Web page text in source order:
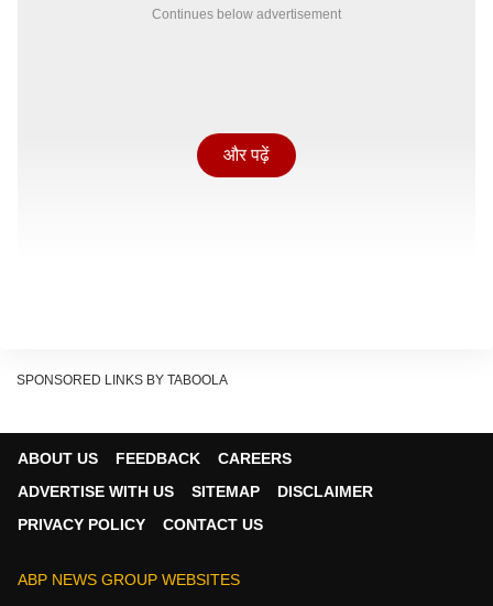
Continues below advertisement
पहुंच चुके हैं, लेकिन मैच में उनका खेलना अगले दो दिनों में होने वाले
और पढ़ें
SPONSORED LINKS BY TABOOLA
ABOUT US FEEDBACK
CAREERS
ADVERTISE WITH US
SITEMAP
DISCLAIMER
PRIVACY POLICY
CONTACT US
ABP NEWS GROUP WEBSITES